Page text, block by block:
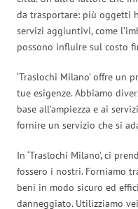
da trasportare: più oggetti
servizi aggiuntivi, come
possono influire sul costo
‘Traslochi Milano’ offre un
tue esigenze. Abbiamo
base all’ampiezza e ai
fornire un servizio che si
In ‘Traslochi Milano’, ci
fossero i nostri. Forniamo
beni in modo sicuro ed
danneggiato. Utilizziamo